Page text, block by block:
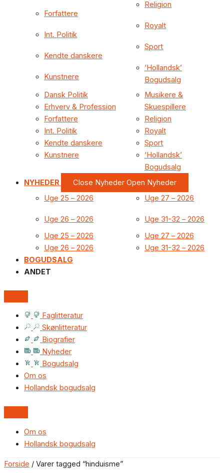
Forfattere
Int. Politik
Kendte danskere
Kunstnere
Religion
Royalt
Sport
‘Hollandsk’
Bogudsalg
Dansk Politik
Erhverv & Profession
Forfattere
Int. Politik
Kendte danskere
Kunstnere
Musikere &
Skuespillere
Religion
Royalt
Sport
‘Hollandsk’
Bogudsalg
NYHEDER
Close Nyheder Open Nyheder
Uge 25 – 2026
Uge 26 – 2026
Uge 27 – 2026
Uge 31-32 – 2026
Uge 25 – 2026
Uge 26 – 2026
Uge 27 – 2026
Uge 31-32 – 2026
BOGUDSALG
ANDET
Faglitteratur
Skønlitteratur
Biografier
Nyheder
Bogudsalg
Om os
Hollandsk bogudsalg
Om os
Hollandsk bogudsalg
Forside / Varer tagged “hinduisme”